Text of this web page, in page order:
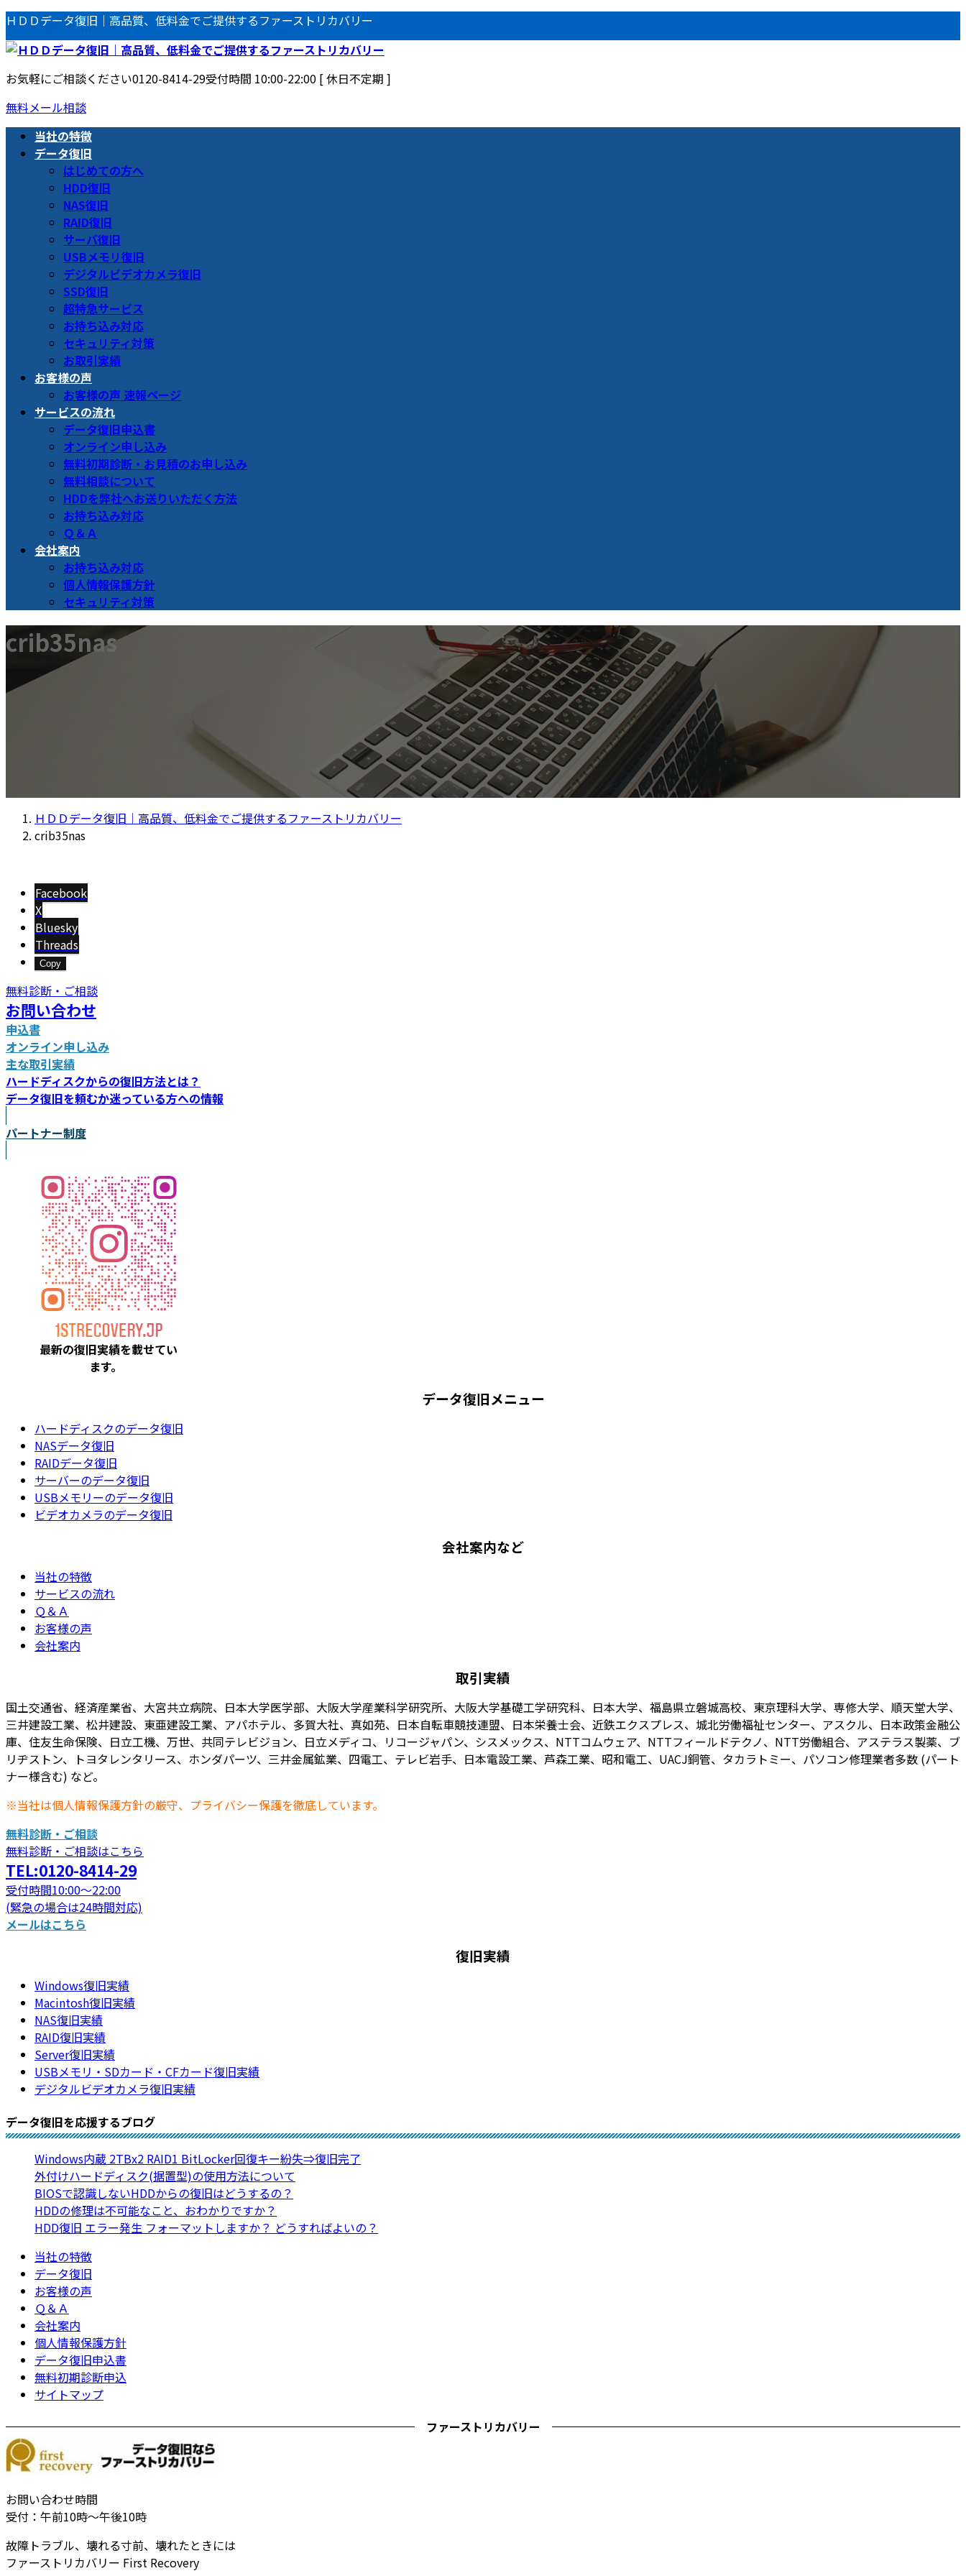
コ
ン
テ
ン
ツ
へ
ス
ナ
ビ
ゲ
ー
シ
ョ
ン
ＨＤＤデータ復旧｜高品質、低料金でご提供するファーストリカバリー
お気軽にご相談ください0120-8414-29受付時間 10:00-22:00 [ 休日不定期 ]
無料メール相談
当社の特徴
データ復旧
はじめての方へ
HDD復旧
NAS復旧
RAID復旧
サーバ復旧
USBメモリ復旧
デジタルビデオカメラ復旧
SSD復旧
超特急サービス
お持ち込み対応
セキュリティ対策
お取引実績
お客様の声
お客様の声 速報ページ
サービスの流れ
データ復旧申込書
オンライン申し込み
無料初期診断・お見積のお申し込み
無料相談について
HDDを弊社へお送りいただく方法
お持ち込み対応
Ｑ＆Ａ
会社案内
お持ち込み対応
個人情報保護方針
セキュリティ対策
crib35nas
ＨＤＤデータ復旧｜高品質、低料金でご提供するファーストリカバリー
crib35nas
Facebook
X
Bluesky
Threads
Copy
無料診断・ご相談
お問い合わせ
申込書
オンライン申し込み
主な取引実績
ハードディスクからの復旧方法とは？
データ復旧を頼むか迷っている方への情報
パートナー制度
最新の復旧実績を載せてい
ます。
データ復旧メニュー
ハードディスクのデータ復旧
NASデータ復旧
RAIDデータ復旧
サーバーのデータ復旧
USBメモリーのデータ復旧
ビデオカメラのデータ復旧
会社案内など
当社の特徴
サービスの流れ
Ｑ＆Ａ
お客様の声
会社案内
取引実績
国土交通省、経済産業省、大宮共立病院、日本大学医学部、大阪大学産業科学研究所、大阪大学基礎工学研究科、日本大学、福島県立磐城高校、東京理科大学、専修大学、順天堂大学、
三井建設工業、松井建設、東亜建設工業、アパホテル、多賀大社、真如苑、日本自転車競技連盟、日本栄養士会、近鉄エクスプレス、城北労働福祉センター、アスクル、日本政策金融公
庫、住友生命保険、日立工機、万世、共同テレビジョン、日立メディコ、リコージャパン、シスメックス、NTTコムウェア、NTTフィールドテクノ、NTT労働組合、アステラス製薬、ブ
リヂストン、トヨタレンタリース、ホンダパーツ、三井金属鉱業、四電工、テレビ岩手、日本電設工業、芦森工業、昭和電工、UACJ銅管、タカラトミー、パソコン修理業者多数 (パート
ナー様含む) など。
※当社は個人情報保護方針の厳守、プライバシー保護を徹底しています。
無料診断・ご相談
無料診断・ご相談はこちら
TEL:0120-8414-29
受付時間10:00～22:00
(緊急の場合は24時間対応)
メールはこちら
復旧実績
Windows復旧実績
Macintosh復旧実績
NAS復旧実績
RAID復旧実績
Server復旧実績
USBメモリ・SDカード・CFカード復旧実績
デジタルビデオカメラ復旧実績
データ復旧を応援するブログ
Windows内蔵 2TBx2 RAID1 BitLocker回復キー紛失⇒復旧完了
外付けハードディスク(据置型)の使用方法について
BIOSで認識しないHDDからの復旧はどうするの？
HDDの修理は不可能なこと、おわかりですか？
HDD復旧 エラー発生 フォーマットしますか？ どうすればよいの？
当社の特徴
データ復旧
お客様の声
Ｑ＆Ａ
会社案内
個人情報保護方針
データ復旧申込書
無料初期診断申込
サイトマップ
ファーストリカバリー
お問い合わせ時間
受付：午前10時～午後10時
故障トラブル、壊れる寸前、壊れたときには
ファーストリカバリー First Recovery